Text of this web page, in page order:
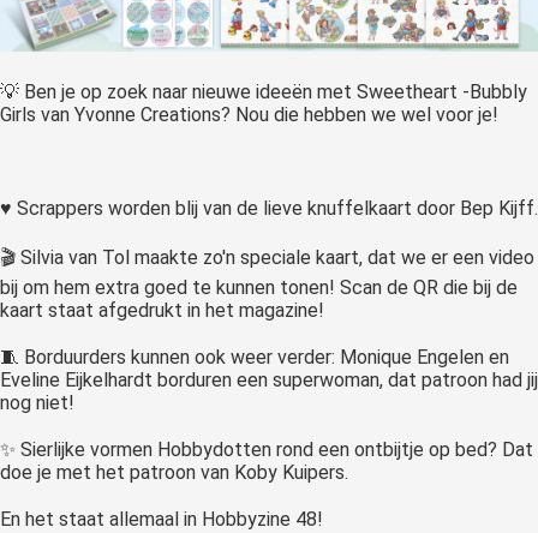
💡 Ben je op zoek naar nieuwe ideeën met Sweetheart -Bubbly
Girls van Yvonne Creations? Nou die hebben we wel voor je!
♥ Scrappers worden blij van de lieve knuffelkaart door Bep Kijff.
🎬 Silvia van Tol maakte zo'n speciale kaart, dat we er een video
bij om hem extra goed te kunnen tonen! Scan de QR die bij de
kaart staat afgedrukt in het magazine!
🧵 Borduurders kunnen ook weer verder: Monique Engelen en
Eveline Eijkelhardt borduren een superwoman, dat patroon had jij
nog niet!
✨ Sierlijke vormen Hobbydotten rond een ontbijtje op bed? Dat
doe je met het patroon van Koby Kuipers.
En het staat allemaal in Hobbyzine 48!
de
website-